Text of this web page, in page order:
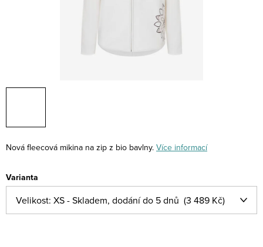
Nová fleecová mikina na zip z bio bavlny. Více informací
Varianta